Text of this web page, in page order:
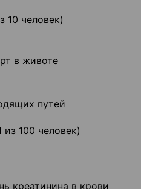
10 человек)
в животе
путей
из 100 человек)
креатинина в крови